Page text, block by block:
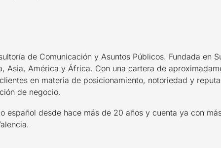
de Comunicación y Asuntos Públicos. Fundada en
Asia, América y África. Con una cartera de
en materia de posicionamiento, notoriedad y
de negocio.
español desde hace más de 20 años y cuenta ya con